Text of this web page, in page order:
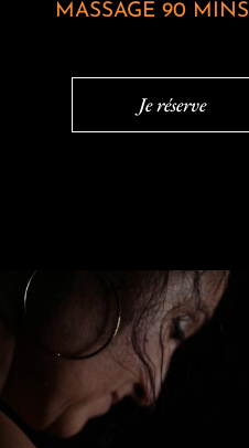
MASSAGE 90 MINS
Je réserve